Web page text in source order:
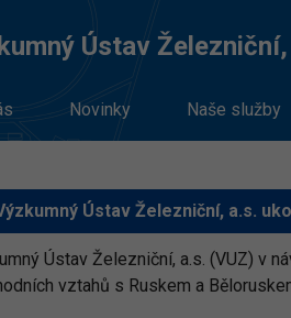
Ústav Železniční,
Novinky Naše služby
Ústav Železniční, a.s.
Ústav Železniční, a.s. (VUZ) v
vztahů s Ruskem a